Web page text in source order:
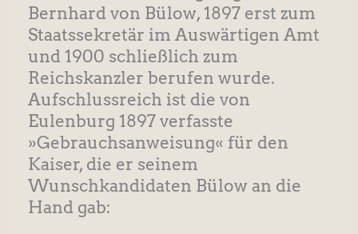
Bernhard von Bülow, 1897 erst zum
Staatssekretär im Auswärtigen Amt
und 1900 schließlich zum
Reichskanzler berufen wurde.
Aufschlussreich ist die von
Eulenburg 1897 verfasste
»Gebrauchsanweisung« für den
Kaiser, die er seinem
Wunschkandidaten Bülow an die
Hand gab: